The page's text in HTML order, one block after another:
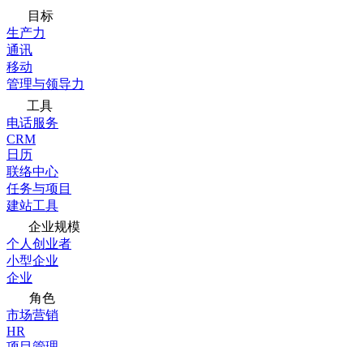
目标
生产力
通讯
移动
管理与领导力
工具
电话服务
CRM
日历
联络中心
任务与项目
建站工具
企业规模
个人创业者
小型企业
企业
角色
市场营销
HR